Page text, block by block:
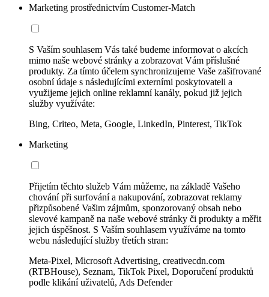
Marketing prostřednictvím Customer-Match
S Vaším souhlasem Vás také budeme informovat o akcích
mimo naše webové stránky a zobrazovat Vám příslušné
produkty. Za tímto účelem synchronizujeme Vaše zašifrované
osobní údaje s následujícími externími poskytovateli a
využijeme jejich online reklamní kanály, pokud již jejich
služby využíváte:
Bing, Criteo, Meta, Google, LinkedIn, Pinterest, TikTok
Marketing
Přijetím těchto služeb Vám můžeme, na základě Vašeho
chování při surfování a nakupování, zobrazovat reklamy
přizpůsobené Vašim zájmům, sponzorovaný obsah nebo
slevové kampaně na naše webové stránky či produkty a měřit
jejich úspěšnost. S Vaším souhlasem využíváme na tomto
webu následující služby třetích stran:
Meta-Pixel, Microsoft Advertising, creativecdn.com
(RTBHouse), Seznam, TikTok Pixel, Doporučení produktů
podle klikání uživatelů, Ads Defender